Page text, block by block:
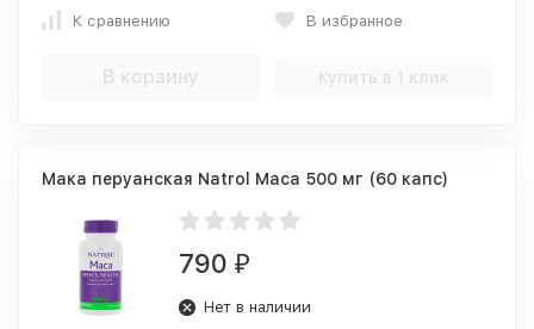
К сравнению В избранное
В корзину Купить в 1 клик
Мака перуанская Natrol Maca 500 мг (60 капс)
790 ₽
Нет в наличии